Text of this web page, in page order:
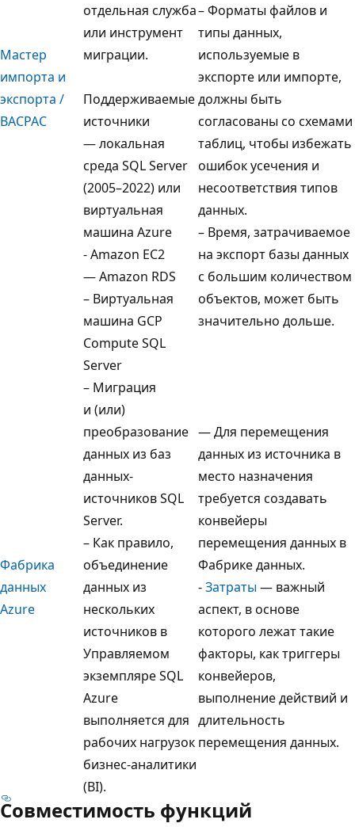
Мастер
импорта и
экспорта /
BACPAC
отдельная служба
или инструмент
миграции.
Поддерживаемые
источники
— локальная
среда SQL Server
(2005–2022) или
виртуальная
машина Azure
- Amazon EC2
— Amazon RDS
– Виртуальная
машина GCP
Compute SQL
Server
– Форматы файлов и
типы данных,
используемые в
экспорте или импорте,
должны быть
согласованы со схемами
таблиц, чтобы избежать
ошибок усечения и
несоответствия типов
данных.
– Время, затрачиваемое
на экспорт базы данных
с большим количеством
объектов, может быть
значительно дольше.
Фабрика
данных
Azure
– Миграция
и (или)
преобразование
данных из баз
данных-
источников SQL
Server.
– Как правило,
объединение
данных из
нескольких
источников в
Управляемом
экземпляре SQL
Azure
выполняется для
рабочих нагрузок
бизнес-аналитики
(BI).
— Для перемещения
данных из источника в
место назначения
требуется создавать
конвейеры
перемещения данных в
Фабрике данных.
-Затраты— важный
аспект, в основе
которого лежат такие
факторы, как триггеры
конвейеров,
выполнение действий и
длительность
перемещения данных.
Совместимость функций